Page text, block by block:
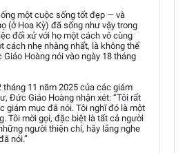
một cuộc sống tốt đẹp — và
(ở Hoa Kỳ) đã sống như vậy trong
đối xử với họ một cách vô cùng
cách nhẹ nhàng nhất, là không thể
Hoàng nói vào ngày 18 tháng
tháng 11 năm 2025 của các giám
Đức Giáo Hoàng nhận xét: “Tôi rất
giám mục đã nói. Tôi nghĩ đó là một
Tôi mời gọi, đặc biệt là tất cả người
người thiện chí, hãy lắng nghe
nói.”